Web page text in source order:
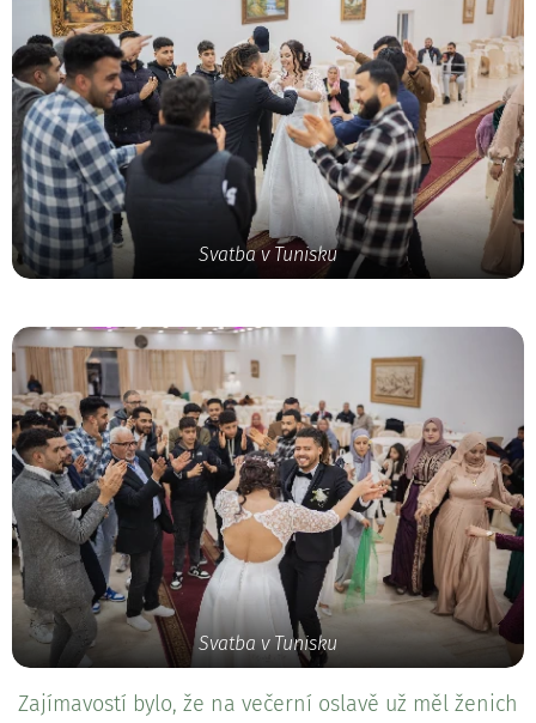
Svatba v Tunisku
Svatba v Tunisku
Zajímavostí bylo, že na večerní oslavě už měl ženich